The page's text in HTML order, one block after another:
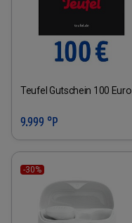
Teufel Gutschein 100 Euro
9.999 °P
-30%